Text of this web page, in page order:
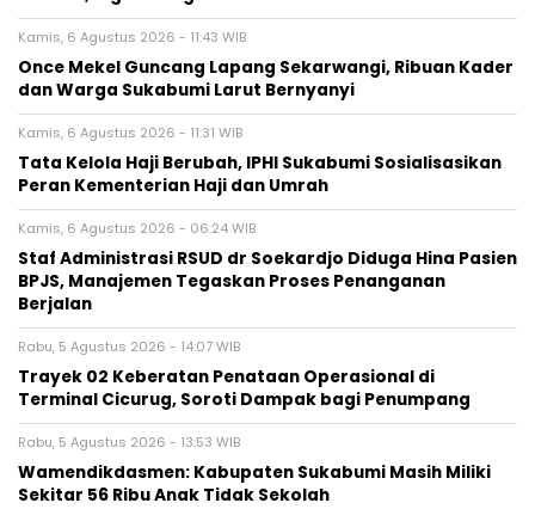
Kamis, 6 Agustus 2026 - 11:43 WIB
Once Mekel Guncang Lapang Sekarwangi, Ribuan Kader
dan Warga Sukabumi Larut Bernyanyi
Kamis, 6 Agustus 2026 - 11:31 WIB
Tata Kelola Haji Berubah, IPHI Sukabumi Sosialisasikan
Peran Kementerian Haji dan Umrah
Kamis, 6 Agustus 2026 - 06:24 WIB
Staf Administrasi RSUD dr Soekardjo Diduga Hina Pasien
BPJS, Manajemen Tegaskan Proses Penanganan
Berjalan
Rabu, 5 Agustus 2026 - 14:07 WIB
‎Trayek 02 Keberatan Penataan Operasional di
Terminal Cicurug, Soroti Dampak bagi Penumpang
Rabu, 5 Agustus 2026 - 13:53 WIB
Wamendikdasmen: Kabupaten Sukabumi Masih Miliki
Sekitar 56 Ribu Anak Tidak Sekolah